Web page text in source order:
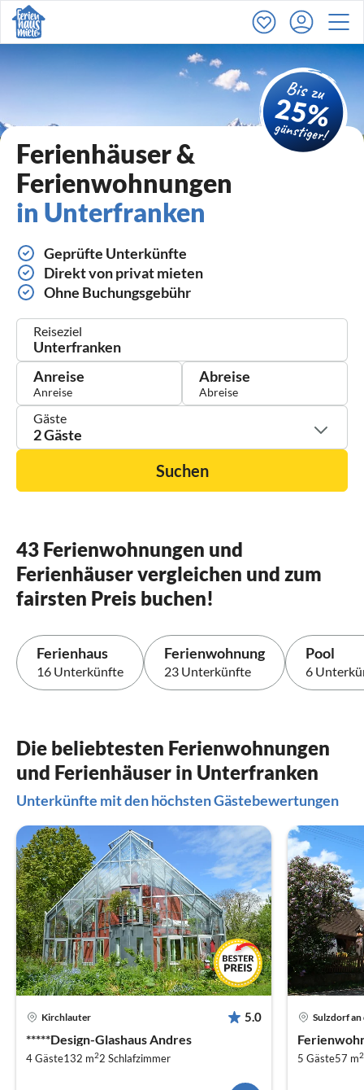
Ferienhäuser &
Ferienwohnungen
in Unterfranken
Geprüfte Unterkünfte
Direkt von privat mieten
Ohne Buchungsgebühr
Reiseziel
Anreise Abreise
Gäste
2 Gäste
Suchen
43 Ferienwohnungen und
Ferienhäuser vergleichen und zum
fairsten Preis buchen!
Ferienhaus
16 Unterkünfte
Ferienwohnung
23 Unterkünfte
Pool
6
Die beliebtesten Ferienwohnungen
und Ferienhäuser in Unterfranken
Unterkünfte mit den höchsten Gästebewertungen
Kirchlauter 5.0
*****Design-Glashaus Andres
4 Gäste132 m22 Schlafzimmer
Sulzdorf an
5 Gäste57 m2